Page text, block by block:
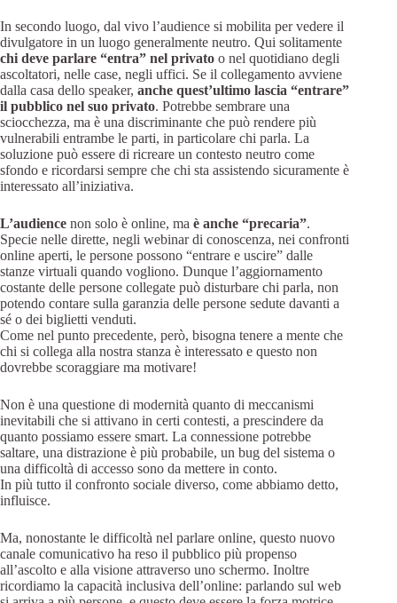
In secondo luogo, dal vivo l’audience si mobilita per vedere il
divulgatore in un luogo generalmente neutro. Qui solitamente
chi deve parlare “entra” nel privato o nel quotidiano degli
ascoltatori, nelle case, negli uffici. Se il collegamento avviene
dalla casa dello speaker, anche quest’ultimo lascia “entrare”
il pubblico nel suo privato. Potrebbe sembrare una
sciocchezza, ma è una discriminante che può rendere più
vulnerabili entrambe le parti, in particolare chi parla. La
soluzione può essere di ricreare un contesto neutro come
sfondo e ricordarsi sempre che chi sta assistendo sicuramente è
interessato all’iniziativa.
L’audience non solo è online, ma è anche “precaria”.
Specie nelle dirette, negli webinar di conoscenza, nei confronti
online aperti, le persone possono “entrare e uscire” dalle
stanze virtuali quando vogliono. Dunque l’aggiornamento
costante delle persone collegate può disturbare chi parla, non
potendo contare sulla garanzia delle persone sedute davanti a
sé o dei biglietti venduti.
Come nel punto precedente, però, bisogna tenere a mente che
chi si collega alla nostra stanza è interessato e questo non
dovrebbe scoraggiare ma motivare!
Non è una questione di modernità quanto di meccanismi
inevitabili che si attivano in certi contesti, a prescindere da
quanto possiamo essere smart. La connessione potrebbe
saltare, una distrazione è più probabile, un bug del sistema o
una difficoltà di accesso sono da mettere in conto.
In più tutto il confronto sociale diverso, come abbiamo detto,
influisce.
Ma, nonostante le difficoltà nel parlare online, questo nuovo
canale comunicativo ha reso il pubblico più propenso
all’ascolto e alla visione attraverso uno schermo. Inoltre
ricordiamo la capacità inclusiva dell’online: parlando sul web